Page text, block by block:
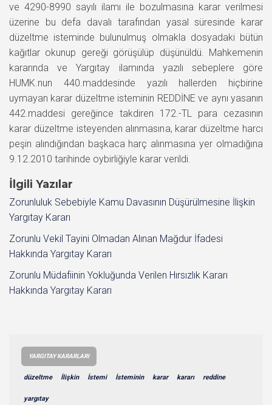
ve 4290-8990 sayılı ilamı ile bozulmasına karar verilmesi
üzerine bu defa davalı tarafından yasal süresinde karar
düzeltme isteminde bulunulmuş olmakla dosyadaki bütün
kağıtlar okunup gereği görüşülüp düşünüldü. Mahkemenin
kararında ve Yargıtay ilamında yazılı sebeplere göre
HUMK.nun 440.maddesinde yazılı hallerden hiçbirine
uymayan karar düzeltme isteminin REDDİNE ve aynı yasanın
442.maddesi gereğince takdiren 172.-TL para cezasının
karar düzeltme isteyenden alınmasına, karar düzeltme harcı
peşin alındığından başkaca harç alınmasına yer olmadığına
9.12.2010 tarihinde oybirliğiyle karar verildi.
İlgili Yazılar
Zorunluluk Sebebiyle Kamu Davasının Düşürülmesine İlişkin
Yargıtay Kararı
Zorunlu Vekil Tayini Olmadan Alınan Mağdur İfadesi
Hakkında Yargıtay Kararı
Zorunlu Müdafiinin Yokluğunda Verilen Hırsızlık Kararı
Hakkında Yargıtay Kararı
YARGITAY KARARLARI
düzeltme İlişkin İstemi İsteminin karar kararı reddine
yargıtay